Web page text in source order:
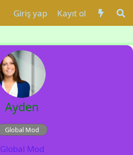
Giriş yap Kayıt ol
Ayden
Global Mod
Global Mod